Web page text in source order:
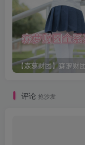
评论 抢沙发